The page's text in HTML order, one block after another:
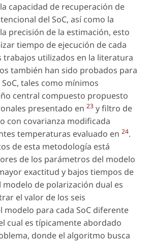
capacidad de recuperación de
del SoC, así como la
precisión de la estimación, esto
tiempo de ejecución de cada
trabajos utilizados en la literatura
también han sido probados para
tales como mínimos
central compuesto propuesto
presentado en 23 y filtro de
con covarianza modificada
temperaturas evaluado en 24.
de esta metodología está
de los parámetros del modelo
exactitud y bajos tiempos de
modelo de polarización dual es
el valor de los seis
modelo para cada SoC diferente
el cual es típicamente abordado
donde el algoritmo busca